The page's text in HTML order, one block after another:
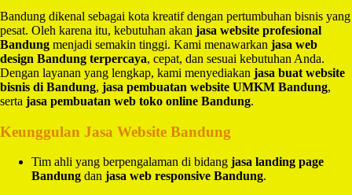
Bandung dikenal sebagai kota kreatif dengan pertumbuhan bisnis yang
pesat. Oleh karena itu, kebutuhan akan jasa website profesional
Bandung menjadi semakin tinggi. Kami menawarkan jasa web
design Bandung terpercaya, cepat, dan sesuai kebutuhan Anda.
Dengan layanan yang lengkap, kami menyediakan jasa buat website
bisnis di Bandung, jasa pembuatan website UMKM Bandung,
serta jasa pembuatan web toko online Bandung.
Keunggulan Jasa Website Bandung
Tim ahli yang berpengalaman di bidang jasa landing page
Bandung dan jasa web responsive Bandung.